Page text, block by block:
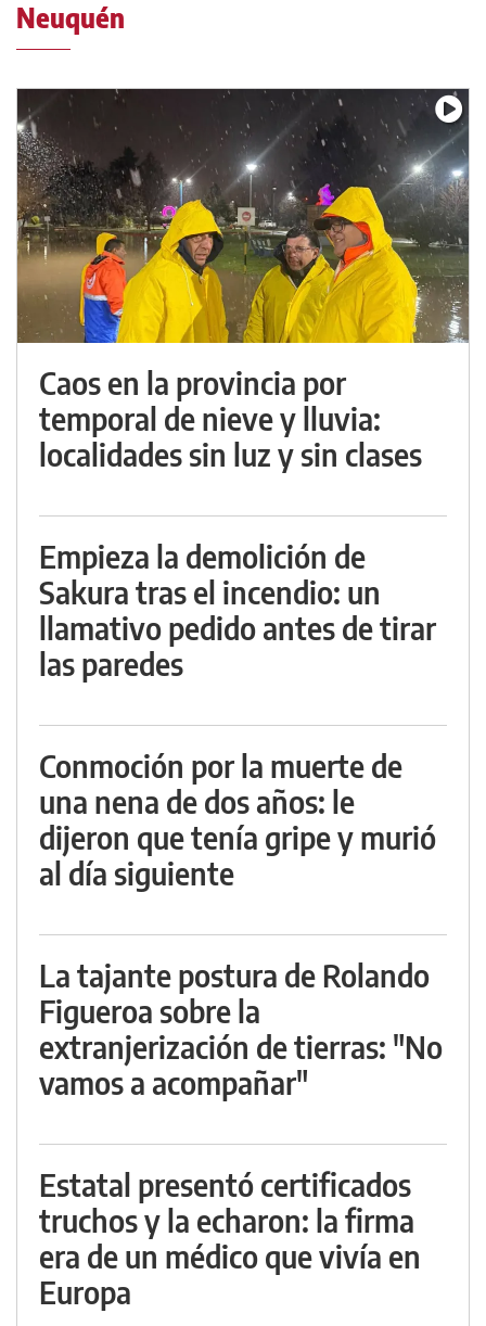
Neuquén
Caos en la provincia por
temporal de nieve y lluvia:
localidades sin luz y sin clases
Empieza la demolición de
Sakura tras el incendio: un
llamativo pedido antes de tirar
las paredes
Conmoción por la muerte de
una nena de dos años: le
dijeron que tenía gripe y murió
al día siguiente
La tajante postura de Rolando
Figueroa sobre la
extranjerización de tierras: "No
vamos a acompañar"
Estatal presentó certificados
truchos y la echaron: la firma
era de un médico que vivía en
Europa